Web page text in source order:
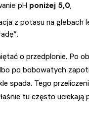
pH poniżej 5,0,
z potasu na glebach
o przedplonie. Po
po bobowatych
spada. Tego
tu często uciekają